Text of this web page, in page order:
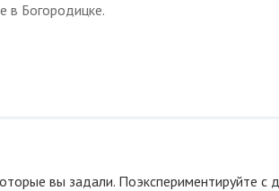
в Богородицке.
вы задали. Поэкспериментируйте с